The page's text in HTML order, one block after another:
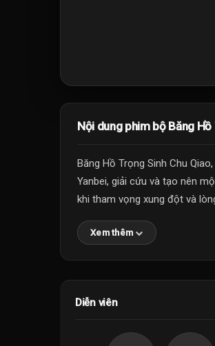
Nội dung phim bộ Băng Hồ
Băng Hồ Trọng Sinh Chu
Yanbei, giải cứu và tạo nên
khi tham vọng xung đột và
Xem thêm
Diễn viên